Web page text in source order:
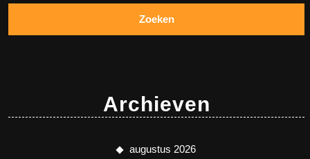
Archieven
augustus 2026